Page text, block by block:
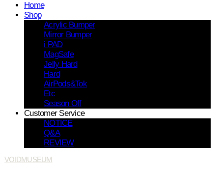
Home
Shop
Acrylic Bumper
Mirror Bumper
i PAD
MagSafe
Jelly Hard
Hard
AirPods&Tok
Etc
Season Off
Customer Service
NOTICE
Q&A
REVIEW
VOIDMUSEUM